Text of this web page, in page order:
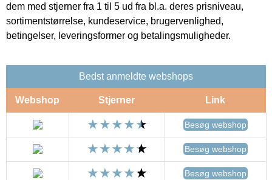
dem med stjerner fra 1 til 5 ud fra bl.a. deres prisniveau,
sortimentstørrelse, kundeservice, brugervenlighed,
betingelser, leveringsformer og betalingsmuligheder.
Bedst anmeldte webshops
Webshop Stjerner Link
Besøg webshop
Besøg webshop
Besøg webshop